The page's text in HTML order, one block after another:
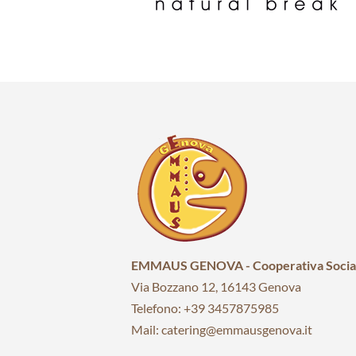
EMMAUS GENOVA - Cooperativa
Via Bozzano 12, 16143 Genova
Telefono: +39 3457875985
Mail: catering@emmausgenova.it